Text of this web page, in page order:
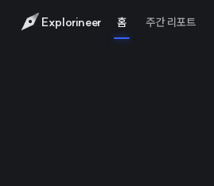
Explorineer 홈 주간 리포트